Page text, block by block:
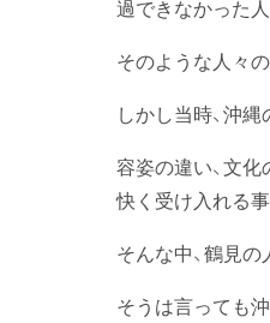
過できなかった
そのような人々
しかし当時、沖
容姿の違い、文
快く受け入れる
そんな中、鶴見
そうは言っても